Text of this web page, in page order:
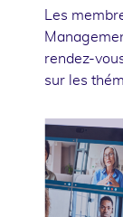
Les
rendez-
sur les